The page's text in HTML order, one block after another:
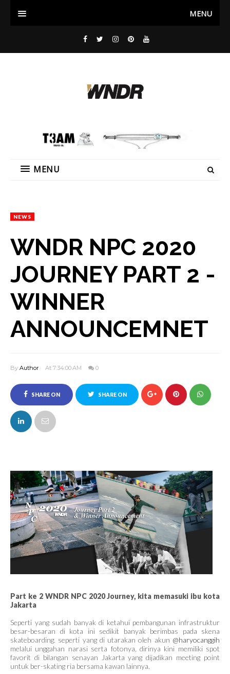
MENU
MENU
NEWS
WNDR NPC 2020
JOURNEY PART 2 -
WINNER
ANNOUNCEMNET
By Author At 7:34:00 AM 0
SHARE ON
FACEBOOK
SHARE ON
Part ke 2 WNDR NPC 2020 Journey, kita memasuki ibu kota
Jakarta
Seperti yang sudah banyak di ketahui pembangunan infrastruktur
besar-besaran di kota ini sedikit banyak berimbas pada skena
skateboarding. seperti yang di utarakan oleh akun @haryocanggih
melalui unggahan narasi serta fotonya, dirinya kini memiliki spot
favorit di bilangan senayan Jakarta yang dijadikan meeting point
untuk ber-skating ria bersama kawan lainnya.